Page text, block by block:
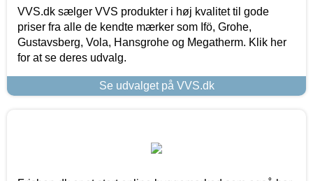
VVS.dk sælger VVS produkter i høj kvalitet til gode
priser fra alle de kendte mærker som Ifö, Grohe,
Gustavsberg, Vola, Hansgrohe og Megatherm. Klik her
for at se deres udvalg.
Se udvalget på VVS.dk